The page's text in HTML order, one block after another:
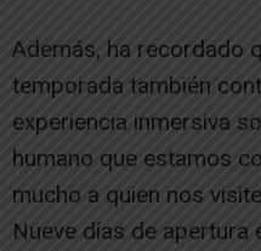
Además, ha recordado
temporada también
experiencia inmersiva
humano que estamos
mucho a quien nos
Nueve días de apertura